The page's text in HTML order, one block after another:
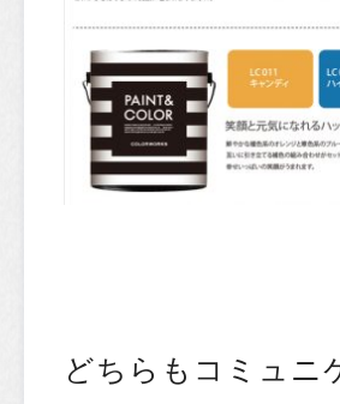
どちらもコミュニ